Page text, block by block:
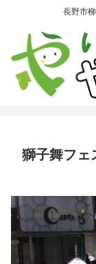
長野市
獅子舞フェ